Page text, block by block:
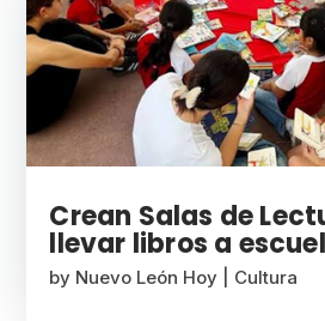
Crean Salas de
llevar libros a
by Nuevo León Hoy Cultura